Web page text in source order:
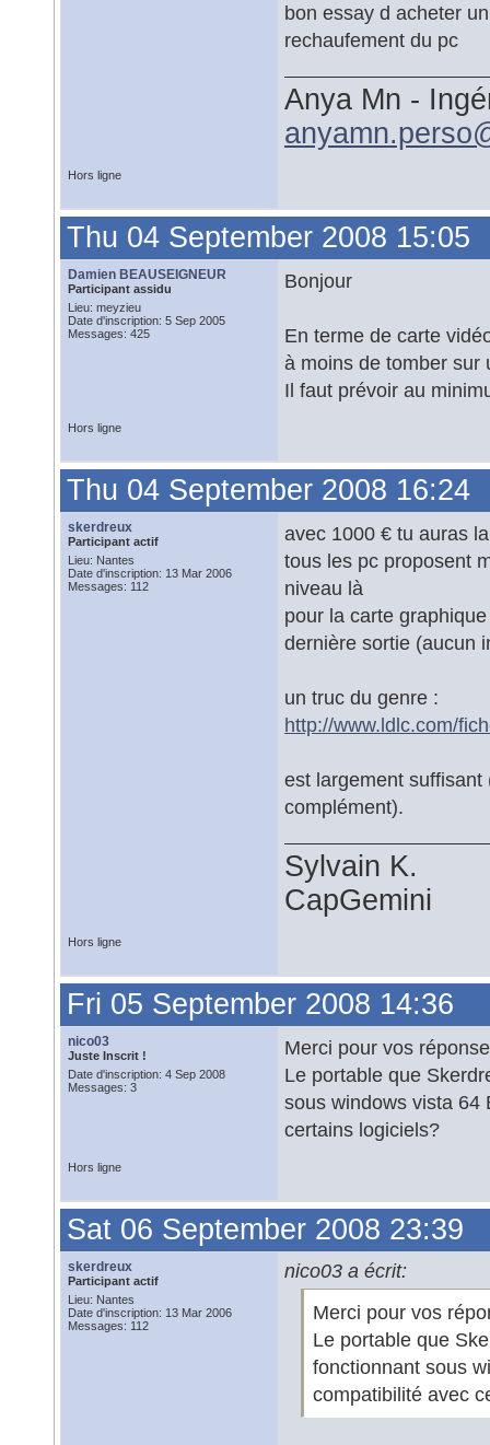
bon essay d acheter
rechaufement du pc
Anya Mn -
Hors ligne
Thu 04 September 2008 15:05
Damien BEAUSEIGNEUR
Participant assidu
Lieu: meyzieu
Date d'inscription: 5 Sep 2005
Messages: 425
Bonjour
En terme de carte
à moins de tomber sur
Il faut prévoir au
Hors ligne
Thu 04 September 2008 16:24
skerdreux
Participant actif
Lieu: Nantes
Date d'inscription: 13 Mar 2006
Messages: 112
avec 1000 € tu auras
tous les pc proposent
niveau là
pour la carte
dernière sortie (aucun
un truc du genre :
http://www.ldlc.com/
est largement
complément).
Sylvain K.
CapGemini
Hors ligne
Fri 05 September 2008 14:36
nico03
Juste Inscrit !
Date d'inscription: 4 Sep 2008
Messages: 3
Merci pour vos
Le portable que
sous windows vista 64
certains logiciels?
Hors ligne
Sat 06 September 2008 23:39
skerdreux
Participant actif
Lieu: Nantes
Date d'inscription: 13 Mar 2006
Messages: 112
nico03 a écrit:
Merci pour vos
Le portable que
fonctionnant sous
compatibilité avec